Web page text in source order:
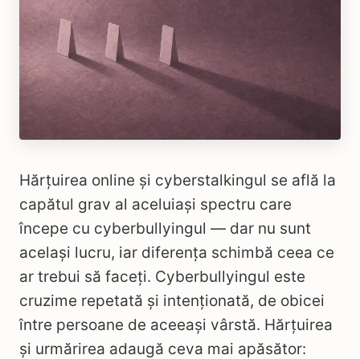
Hărțuirea online și cyberstalkingul se află la
capătul grav al aceluiași spectru care
începe cu cyberbullyingul — dar nu sunt
același lucru, iar diferența schimbă ceea ce
ar trebui să faceți. Cyberbullyingul este
cruzime repetată și intenționată, de obicei
între persoane de aceeași vârstă. Hărțuirea
și urmărirea adaugă ceva mai apăsător: